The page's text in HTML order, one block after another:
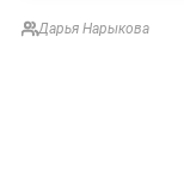
Дарья Нарыкова